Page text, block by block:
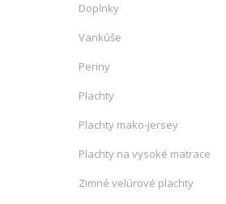
Doplnky
Vankúše
Periny
Plachty
Plachty mako-jersey
Plachty na vysoké matrace
Zimné velúrové plachty